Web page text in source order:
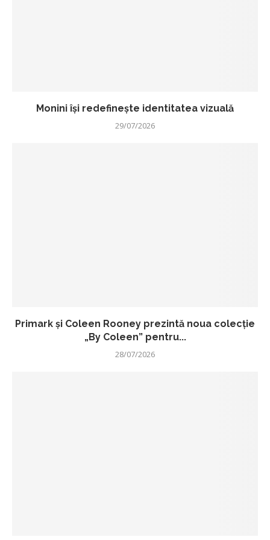
Monini își redefinește identitatea vizuală
29/07/2026
Primark și Coleen Rooney prezintă noua colecție
„By Coleen” pentru...
28/07/2026